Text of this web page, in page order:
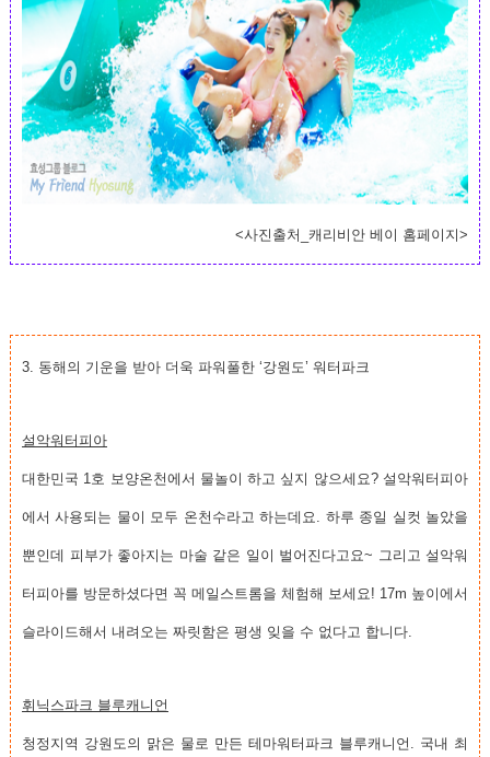
<사진출처_캐리비안 베이 홈페이지>
3. 동해의 기운을 받아 더욱 파워풀한 ‘강원도’ 워터파크
설악워터피아
대한민국 1호 보양온천에서 물놀이 하고 싶지 않으세요? 설악워터피아
에서 사용되는 물이 모두 온천수라고 하는데요. 하루 종일 실컷 놀았을
뿐인데 피부가 좋아지는 마술 같은 일이 벌어진다고요~ 그리고 설악워
터피아를 방문하셨다면 꼭 메일스트롬을 체험해 보세요! 17m 높이에서
슬라이드해서 내려오는 짜릿함은 평생 잊을 수 없다고 합니다.
휘닉스파크 블루캐니언
청정지역 강원도의 맑은 물로 만든 테마워터파크 블루캐니언. 국내 최